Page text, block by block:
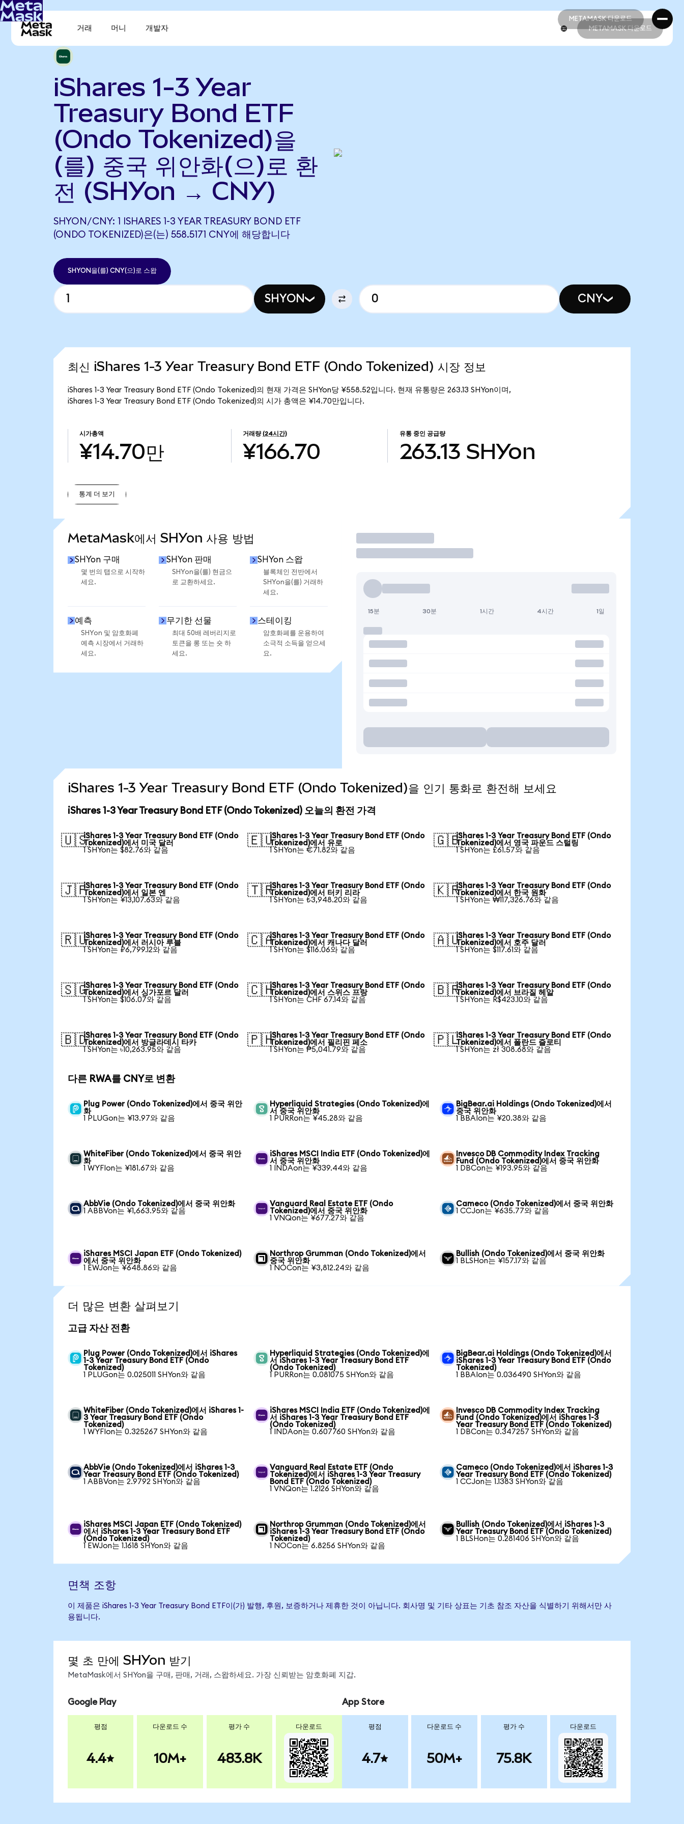
METAMASK 다운로드
METAMASK 다운로드
거래 머니 개발자 METAMASK 다운로드
iShares 1-3 Year
Treasury Bond ETF
(Ondo Tokenized)을
(를) 중국 위안화(으)로 환
전 (SHYon → CNY)
SHYON/CNY: 1 ISHARES 1-3 YEAR TREASURY BOND ETF
(ONDO TOKENIZED)은(는) 558.5171 CNY에 해당합니다
SHYON을(를) CNY(으)로 스왑
SHYON CNY
최신 iShares 1-3 Year Treasury Bond ETF (Ondo Tokenized) 시장 정보
iShares 1-3 Year Treasury Bond ETF (Ondo Tokenized)의 현재 가격은 SHYon당 ¥558.52입니다. 현재 유통량은 263.13 SHYon이며,
iShares 1-3 Year Treasury Bond ETF (Ondo Tokenized)의 시가 총액은 ¥14.70만입니다.
시가총액
¥14.70만
거래량 (24시간)
¥166.70
유통 중인 공급량
263.13 SHYon
통계 더 보기
MetaMask에서 SHYon 사용 방법
SHYon 구매
몇 번의 탭으로 시작하
세요.
SHYon 판매
SHYon을(를) 현금으
로 교환하세요.
SHYon 스왑
블록체인 전반에서
SHYon을(를) 거래하
세요.
예측
SHYon 및 암호화폐
예측 시장에서 거래하
세요.
무기한 선물
최대 50배 레버리지로
토큰을 롱 또는 숏 하
세요.
스테이킹
암호화폐를 운용하여
소극적 소득을 얻으세
요.
거래
15분 30분 1시간 4시간 1일
iShares 1-3 Year Treasury Bond ETF (Ondo Tokenized)을 인기 통화로 환전해 보세요
iShares 1-3 Year Treasury Bond ETF (Ondo Tokenized) 오늘의 환전 가격
🇺🇸iShares 1-3 Year Treasury Bond ETF (Ondo
Tokenized)에서 미국 달러
1 SHYon는 $82.76와 같음
🇪🇺iShares 1-3 Year Treasury Bond ETF (Ondo
Tokenized)에서 유로
1 SHYon는 €71.82와 같음
🇬🇧iShares 1-3 Year Treasury Bond ETF (Ondo
Tokenized)에서 영국 파운드 스털링
1 SHYon는 £61.57와 같음
🇯🇵iShares 1-3 Year Treasury Bond ETF (Ondo
Tokenized)에서 일본 엔
1 SHYon는 ¥13,107.63와 같음
🇹🇷iShares 1-3 Year Treasury Bond ETF (Ondo
Tokenized)에서 터키 리라
1 SHYon는 ₺3,948.20와 같음
🇰🇷iShares 1-3 Year Treasury Bond ETF (Ondo
Tokenized)에서 한국 원화
1 SHYon는 ₩117,326.76와 같음
🇷🇺iShares 1-3 Year Treasury Bond ETF (Ondo
Tokenized)에서 러시아 루블
1 SHYon는 ₽6,799.12와 같음
🇨🇦iShares 1-3 Year Treasury Bond ETF (Ondo
Tokenized)에서 캐나다 달러
1 SHYon는 $116.06와 같음
🇦🇺iShares 1-3 Year Treasury Bond ETF (Ondo
Tokenized)에서 호주 달러
1 SHYon는 $117.61와 같음
🇸🇬iShares 1-3 Year Treasury Bond ETF (Ondo
Tokenized)에서 싱가포르 달러
1 SHYon는 $106.07와 같음
🇨🇭iShares 1-3 Year Treasury Bond ETF (Ondo
Tokenized)에서 스위스 프랑
1 SHYon는 CHF 67.14와 같음
🇧🇷iShares 1-3 Year Treasury Bond ETF (Ondo
Tokenized)에서 브라질 헤알
1 SHYon는 R$423.10와 같음
🇧🇩iShares 1-3 Year Treasury Bond ETF (Ondo
Tokenized)에서 방글라데시 타카
1 SHYon는 ৳10,263.95와 같음
🇵🇭iShares 1-3 Year Treasury Bond ETF (Ondo
Tokenized)에서 필리핀 페소
1 SHYon는 ₱5,041.79와 같음
🇵🇱iShares 1-3 Year Treasury Bond ETF (Ondo
Tokenized)에서 폴란드 즐로티
1 SHYon는 zł 308.68와 같음
다른 RWA를 CNY로 변환
Plug Power (Ondo Tokenized)에서 중국 위안
화
1 PLUGon는 ¥13.97와 같음
Hyperliquid Strategies (Ondo Tokenized)에
서 중국 위안화
1 PURRon는 ¥45.28와 같음
BigBear.ai Holdings (Ondo Tokenized)에서
중국 위안화
1 BBAIon는 ¥20.38와 같음
WhiteFiber (Ondo Tokenized)에서 중국 위안
화
1 WYFIon는 ¥181.67와 같음
iShares MSCI India ETF (Ondo Tokenized)에
서 중국 위안화
1 INDAon는 ¥339.44와 같음
Invesco DB Commodity Index Tracking
Fund (Ondo Tokenized)에서 중국 위안화
1 DBCon는 ¥193.95와 같음
AbbVie (Ondo Tokenized)에서 중국 위안화
1 ABBVon는 ¥1,663.95와 같음
Vanguard Real Estate ETF (Ondo
Tokenized)에서 중국 위안화
1 VNQon는 ¥677.27와 같음
Cameco (Ondo Tokenized)에서 중국 위안화
1 CCJon는 ¥635.77와 같음
iShares MSCI Japan ETF (Ondo Tokenized)
에서 중국 위안화
1 EWJon는 ¥648.86와 같음
Northrop Grumman (Ondo Tokenized)에서
중국 위안화
1 NOCon는 ¥3,812.24와 같음
Bullish (Ondo Tokenized)에서 중국 위안화
1 BLSHon는 ¥157.17와 같음
더 많은 변환 살펴보기
고급 자산 전환
Plug Power (Ondo Tokenized)에서 iShares
1-3 Year Treasury Bond ETF (Ondo
Tokenized)
1 PLUGon는 0.025011 SHYon와 같음
Hyperliquid Strategies (Ondo Tokenized)에
서 iShares 1-3 Year Treasury Bond ETF
(Ondo Tokenized)
1 PURRon는 0.081075 SHYon와 같음
BigBear.ai Holdings (Ondo Tokenized)에서
iShares 1-3 Year Treasury Bond ETF (Ondo
Tokenized)
1 BBAIon는 0.036490 SHYon와 같음
WhiteFiber (Ondo Tokenized)에서 iShares 1-
3 Year Treasury Bond ETF (Ondo
Tokenized)
1 WYFIon는 0.325267 SHYon와 같음
iShares MSCI India ETF (Ondo Tokenized)에
서 iShares 1-3 Year Treasury Bond ETF
(Ondo Tokenized)
1 INDAon는 0.607760 SHYon와 같음
Invesco DB Commodity Index Tracking
Fund (Ondo Tokenized)에서 iShares 1-3
Year Treasury Bond ETF (Ondo Tokenized)
1 DBCon는 0.347257 SHYon와 같음
AbbVie (Ondo Tokenized)에서 iShares 1-3
Year Treasury Bond ETF (Ondo Tokenized)
1 ABBVon는 2.9792 SHYon와 같음
Vanguard Real Estate ETF (Ondo
Tokenized)에서 iShares 1-3 Year Treasury
Bond ETF (Ondo Tokenized)
1 VNQon는 1.2126 SHYon와 같음
Cameco (Ondo Tokenized)에서 iShares 1-3
Year Treasury Bond ETF (Ondo Tokenized)
1 CCJon는 1.1383 SHYon와 같음
iShares MSCI Japan ETF (Ondo Tokenized)
에서 iShares 1-3 Year Treasury Bond ETF
(Ondo Tokenized)
1 EWJon는 1.1618 SHYon와 같음
Northrop Grumman (Ondo Tokenized)에서
iShares 1-3 Year Treasury Bond ETF (Ondo
Tokenized)
1 NOCon는 6.8256 SHYon와 같음
Bullish (Ondo Tokenized)에서 iShares 1-3
Year Treasury Bond ETF (Ondo Tokenized)
1 BLSHon는 0.281406 SHYon와 같음
면책 조항
이 제품은 iShares 1-3 Year Treasury Bond ETF이(가) 발행, 후원, 보증하거나 제휴한 것이 아닙니다. 회사명 및 기타 상표는 기초 참조 자산을 식별하기 위해서만 사
용됩니다.
몇 초 만에 SHYon 받기
MetaMask에서 SHYon을 구매, 판매, 거래, 스왑하세요. 가장 신뢰받는 암호화폐 지갑.
Google Play
평점
4.4
다운로드 수
10M+
평가 수
483.8K
다운로드
App Store
평점
4.7
다운로드 수
50M+
평가 수
75.8K
다운로드